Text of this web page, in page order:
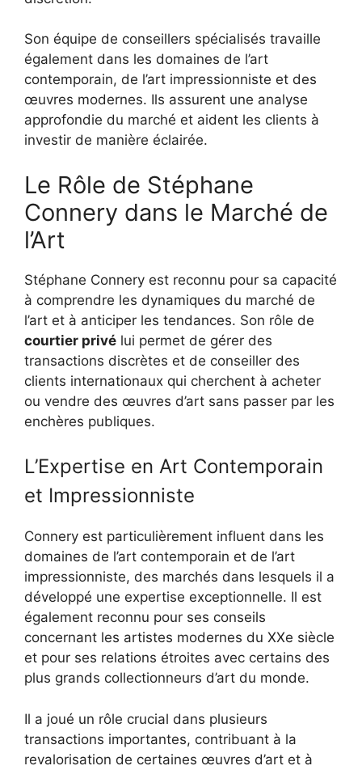
Son équipe de conseillers spécialisés travaille
également dans les domaines de l’art
contemporain, de l’art impressionniste et des
œuvres modernes. Ils assurent une analyse
approfondie du marché et aident les clients à
investir de manière éclairée.
Le Rôle de Stéphane
Connery dans le Marché de
l’Art
Stéphane Connery est reconnu pour sa capacité
à comprendre les dynamiques du marché de
l’art et à anticiper les tendances. Son rôle de
courtier privé lui permet de gérer des
transactions discrètes et de conseiller des
clients internationaux qui cherchent à acheter
ou vendre des œuvres d’art sans passer par les
enchères publiques.
L’Expertise en Art Contemporain
et Impressionniste
Connery est particulièrement influent dans les
domaines de l’art contemporain et de l’art
impressionniste, des marchés dans lesquels il a
développé une expertise exceptionnelle. Il est
également reconnu pour ses conseils
concernant les artistes modernes du XXe siècle
et pour ses relations étroites avec certains des
plus grands collectionneurs d’art du monde.
Il a joué un rôle crucial dans plusieurs
transactions importantes, contribuant à la
revalorisation de certaines œuvres d’art et à